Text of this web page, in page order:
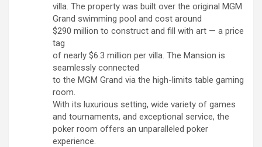
villa. The property was built over the original MGM
Grand swimming pool and cost around
$290 million to construct and fill with art — a price
tag
of nearly $6.3 million per villa. The Mansion is
seamlessly connected
to the MGM Grand via the high-limits table gaming
room.
With its luxurious setting, wide variety of games
and tournaments, and exceptional service, the
poker room offers an unparalleled poker
experience.